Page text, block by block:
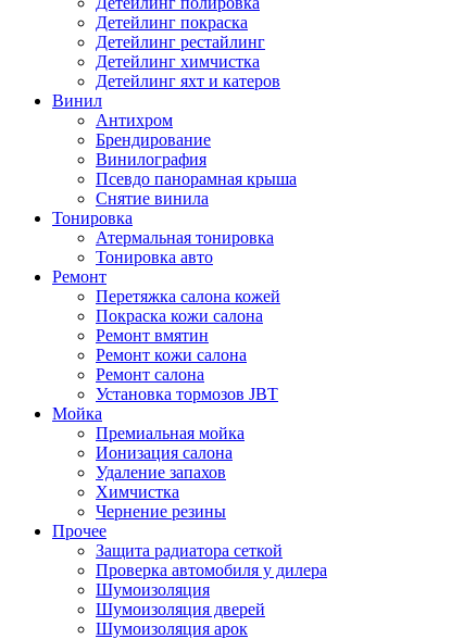
Детейлинг покраска
Детейлинг рестайлинг
Детейлинг химчистка
Детейлинг яхт и катеров
Винил
Антихром
Брендирование
Винилография
Псевдо панорамная крыша
Снятие винила
Тонировка
Атермальная тонировка
Тонировка авто
Ремонт
Перетяжка салона кожей
Покраска кожи салона
Ремонт вмятин
Ремонт кожи салона
Ремонт салона
Установка тормозов JBT
Мойка
Премиальная мойка
Ионизация салона
Удаление запахов
Химчистка
Чернение резины
Прочее
Защита радиатора сеткой
Проверка автомобиля у дилера
Шумоизоляция
Шумоизоляция дверей
Шумоизоляция арок